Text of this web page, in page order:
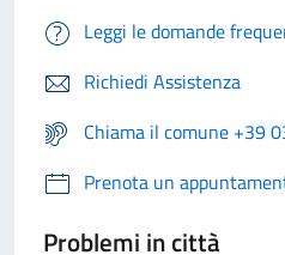
Leggi le domande
Richiedi Assistenza
Chiama il comune +39
Prenota un
Problemi in città